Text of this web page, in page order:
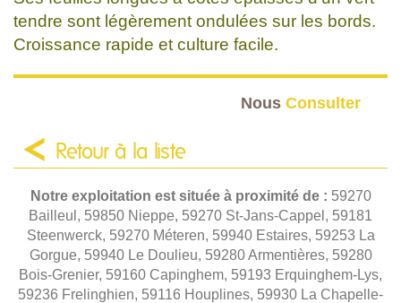
tendre sont légèrement ondulées sur les bords.
Croissance rapide et culture facile.
Nous Consulter
Retour à la liste
Notre exploitation est située à proximité de : 59270
Bailleul, 59850 Nieppe, 59270 St-Jans-Cappel, 59181
Steenwerck, 59270 Méteren, 59940 Estaires, 59253 La
Gorgue, 59940 Le Doulieu, 59280 Armentières, 59280
Bois-Grenier, 59160 Capinghem, 59193 Erquinghem-Lys,
59236 Frelinghien, 59116 Houplines, 59930 La Chapelle-